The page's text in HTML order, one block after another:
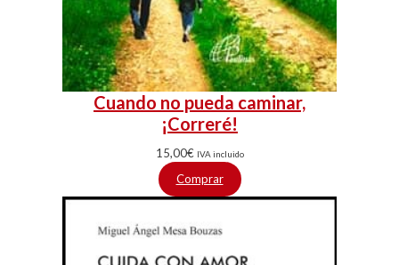
Cuando no pueda caminar,
¡Correré!
15,00€ IVA incluido
Comprar